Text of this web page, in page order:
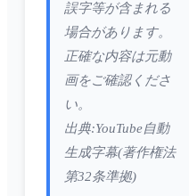
誤字等が含まれる
場合があります。
正確な内容は元動
画をご確認くださ
い。
出典:YouTube自動
生成字幕(著作権法
第32条準拠)